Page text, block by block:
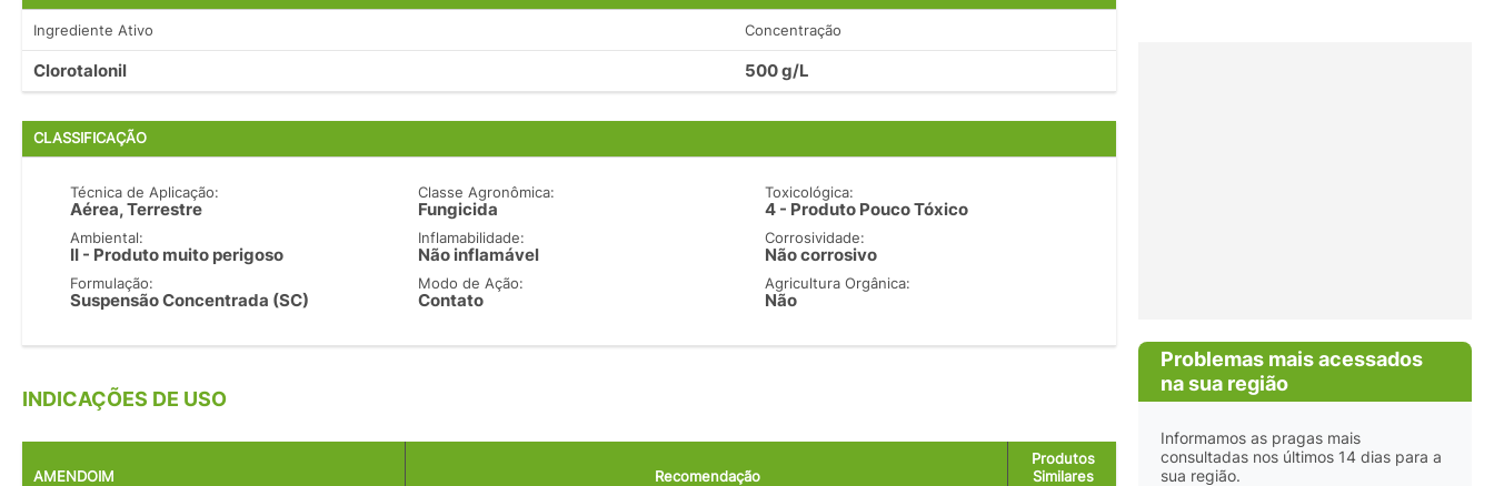
Ingrediente Ativo Concentração
Clorotalonil 500 g/L
CLASSIFICAÇÃO
Técnica de Aplicação:
Aérea, Terrestre
Classe Agronômica:
Fungicida
Toxicológica:
4 - Produto Pouco Tóxico
Ambiental:
II - Produto muito perigoso
Inflamabilidade:
Não inflamável
Corrosividade:
Não corrosivo
Formulação:
Suspensão Concentrada (SC)
Modo de Ação:
Contato
Agricultura Orgânica:
Não
INDICAÇÕES DE USO
AMENDOIM Recomendação
Produtos
Similares
Problemas mais acessados
na sua região
Informamos as pragas mais
consultadas nos últimos 14 dias para a
sua região.